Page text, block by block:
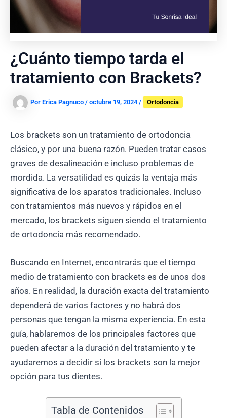
¿Cuánto tiempo tarda el
tratamiento con Brackets?
Por Erica Pagnuco / octubre 19, 2024/ Ortodoncia
Los brackets son un tratamiento de ortodoncia
clásico, y por una buena razón. Pueden tratar casos
graves de desalineación e incluso problemas de
mordida. La versatilidad es quizás la ventaja más
significativa de los aparatos tradicionales. Incluso
con tratamientos más nuevos y rápidos en el
mercado, los brackets siguen siendo el tratamiento
de ortodoncia más recomendado.
Buscando en Internet, encontrarás que el tiempo
medio de tratamiento con brackets es de unos dos
años. En realidad, la duración exacta del tratamiento
dependerá de varios factores y no habrá dos
personas que tengan la misma experiencia. En esta
guía, hablaremos de los principales factores que
pueden afectar a la duración del tratamiento y te
ayudaremos a decidir si los brackets son la mejor
opción para tus dientes.
Tabla de Contenidos